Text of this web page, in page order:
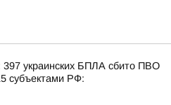
украинских БПЛА сбито ПВО
субъектами РФ: